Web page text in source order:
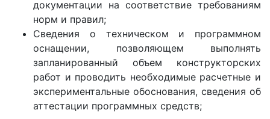
документации на соответствие требованиям
норм и правил;
Сведения о техническом и программном
оснащении, позволяющем выполнять
запланированный объем конструкторских
работ и проводить необходимые расчетные и
экспериментальные обоснования, сведения об
аттестации программных средств;